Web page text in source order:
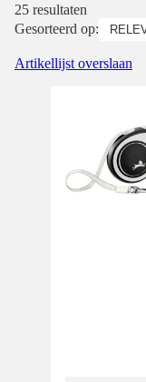
25 resultaten
Gesorteerd op:
Artikellijst overslaan